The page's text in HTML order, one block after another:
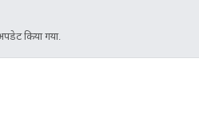
किया गया.